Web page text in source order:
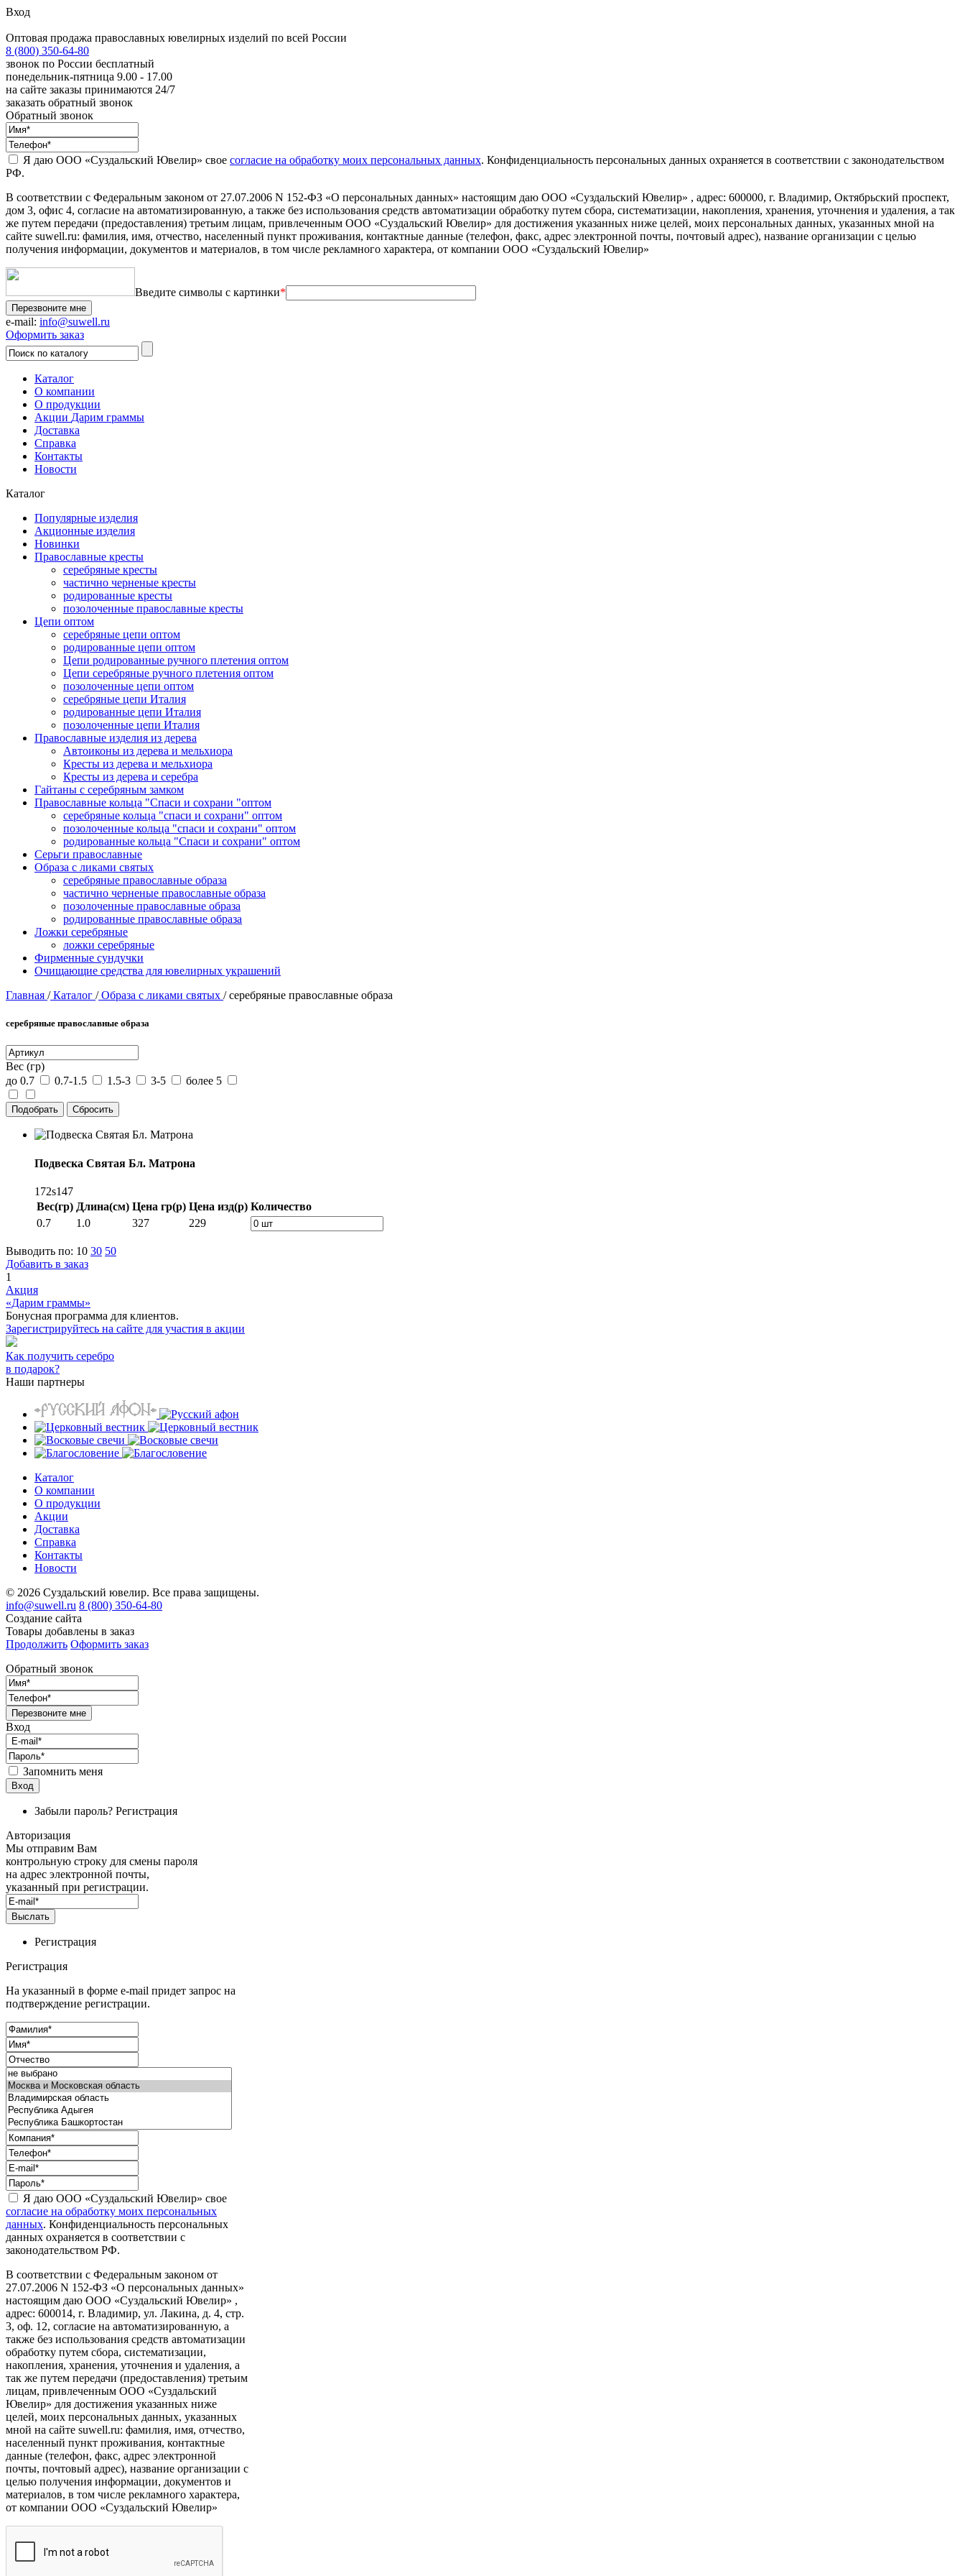
Вход
Оптовая продажа православных ювелирных изделий по всей России
8 (800) 350-64-80
звонок по России бесплатный
понедельник-пятница 9.00 - 17.00
на сайте заказы принимаются 24/7
заказать обратный звонок
Обратный звонок
Я даю ООО «Суздальский Ювелир» свое согласие на обработку моих персональных данных. Конфиденциальность персональных данных охраняется в соответствии с законодательством
РФ.
В соответствии с Федеральным законом от 27.07.2006 N 152-ФЗ «О персональных данных» настоящим даю ООО «Суздальский Ювелир» , адрес: 600000, г. Владимир, Октябрьский проспект,
дом 3, офис 4, согласие на автоматизированную, а также без использования средств автоматизации обработку путем сбора, систематизации, накопления, хранения, уточнения и удаления, а так
же путем передачи (предоставления) третьим лицам, привлеченным ООО «Суздальский Ювелир» для достижения указанных ниже целей, моих персональных данных, указанных мной на
сайте suwell.ru: фамилия, имя, отчество, населенный пункт проживания, контактные данные (телефон, факс, адрес электронной почты, почтовый адрес), название организации с целью
получения информации, документов и материалов, в том числе рекламного характера, от компании ООО «Суздальский Ювелир»
Введите символы с картинки*
Перезвоните мне
e-mail: info@suwell.ru
Оформить заказ
Каталог
О компании
О продукции
Акции Дарим граммы
Доставка
Справка
Контакты
Новости
Каталог
Популярные изделия
Акционные изделия
Новинки
Православные кресты
серебряные кресты
частично черненые кресты
родированные кресты
позолоченные православные кресты
Цепи оптом
серебряные цепи оптом
родированные цепи оптом
Цепи родированные ручного плетения оптом
Цепи серебряные ручного плетения оптом
позолоченные цепи оптом
серебряные цепи Италия
родированные цепи Италия
позолоченные цепи Италия
Православные изделия из дерева
Автоиконы из дерева и мельхиора
Кресты из дерева и мельхиора
Кресты из дерева и серебра
Гайтаны с серебряным замком
Православные кольца "Спаси и сохрани "оптом
серебряные кольца "спаси и сохрани" оптом
позолоченные кольца "спаси и сохрани" оптом
родированные кольца "Спаси и сохрани" оптом
Серьги православные
Образа с ликами святых
серебряные православные образа
частично черненые православные образа
позолоченные православные образа
родированные православные образа
Ложки серебряные
ложки серебряные
Фирменные сундучки
Очищающие средства для ювелирных украшений
Главная /Каталог /Образа с ликами святых /серебряные православные образа
серебряные православные образа
Вес (гр)
до 0.7
0.7-1.5 1.5-3 3-5 более 5
Подвеска Святая Бл. Матрона
172s147
Вес(гр) Длина(см) Цена гр(р) Цена изд(р) Количество
0.7
1.0 327 229
Выводить по: 10 30 50
Добавить в заказ
1
Акция
«Дарим граммы»
Бонусная программа для клиентов.
Зарегистрируйтесь на сайте для участия в акции
Как получить серебро
в подарок?
Наши партнеры
Каталог
О компании
О продукции
Акции
Доставка
Справка
Контакты
Новости
© 2026 Суздальский ювелир. Все права защищены.
info@suwell.ru 8 (800) 350-64-80
Создание сайта
Товары добавлены в заказ
Продолжить Оформить заказ
Обратный звонок
Перезвоните мне
Вход
Запомнить меня
Вход
Забыли пароль? Регистрация
Авторизация
Мы отправим Вам
контрольную строку для смены пароля
на адрес электронной почты,
указанный при регистрации.
Регистрация
Регистрация
На указанный в форме e-mail придет запрос на
подтверждение регистрации.
Я даю ООО «Суздальский Ювелир» свое
согласие на обработку моих персональных
данных. Конфиденциальность персональных
данных охраняется в соответствии с
законодательством РФ.
В соответствии с Федеральным законом от
27.07.2006 N 152-ФЗ «О персональных данных»
настоящим даю ООО «Суздальский Ювелир» ,
адрес: 600014, г. Владимир, ул. Лакина, д. 4, стр.
3, оф. 12, согласие на автоматизированную, а
также без использования средств автоматизации
обработку путем сбора, систематизации,
накопления, хранения, уточнения и удаления, а
так же путем передачи (предоставления) третьим
лицам, привлеченным ООО «Суздальский
Ювелир» для достижения указанных ниже
целей, моих персональных данных, указанных
мной на сайте suwell.ru: фамилия, имя, отчество,
населенный пункт проживания, контактные
данные (телефон, факс, адрес электронной
почты, почтовый адрес), название организации с
целью получения информации, документов и
материалов, в том числе рекламного характера,
от компании ООО «Суздальский Ювелир»